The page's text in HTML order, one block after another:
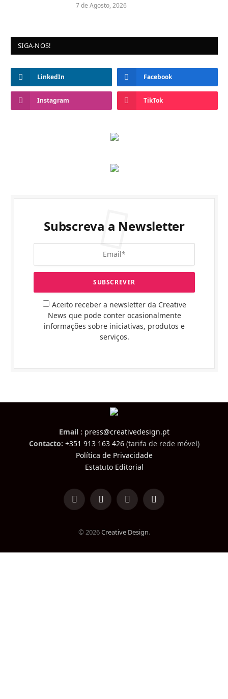
7 de Agosto, 2026
SIGA-NOS!
LinkedIn Facebook
Instagram TikTok
Subscreva a Newsletter
Aceito receber a newsletter da Creative
News que pode conter ocasionalmente
informações sobre iniciativas, produtos e
serviços.
Email : press@creativedesign.pt
Contacto: +351 913 163 426(tarifa de rede móvel)
Política de Privacidade
Estatuto Editorial
LinkedInFacebookInstagramTikTok
© 2026Creative Design.